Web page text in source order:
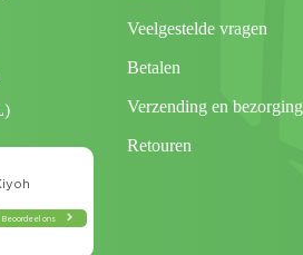
Veelgestelde vragen
Betalen
Verzending en bezorging
Retouren